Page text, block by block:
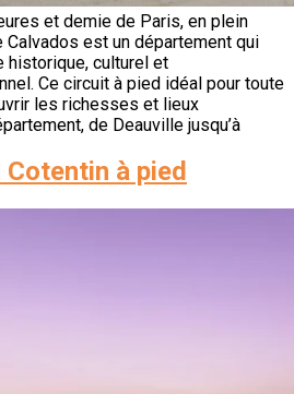
et demie de Paris, en plein
est un département qui
historique, culturel et
Ce circuit à pied idéal pour toute
les richesses et lieux
de Deauville jusqu’à
à pied